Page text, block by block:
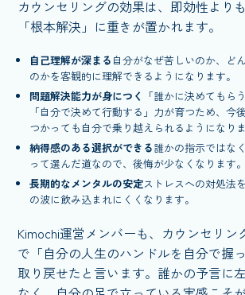
カウンセリングの効果は、即効性より
「根本解決」に重きが置かれます。
自己理解が深まる 自分がなぜ苦しいのか、ど
のかを客観的に理解できるようになります。
問題解決能力が身につく
「誰かに決めてもら
「自分で決めて行動する」力が育つため、今
つかっても自分で乗り越えられるようになりま
納得感のある選択ができる誰かの指示ではな
って選んだ道なので、後悔が少なくなります。
長期的なメンタルの安定ストレスへの対処法
の波に飲み込まれにくくなります。
Kimochi運営メンバーも、カウンセリン
で「自分の人生のハンドルを自分で握
取り戻せたと言います。誰かの予言に